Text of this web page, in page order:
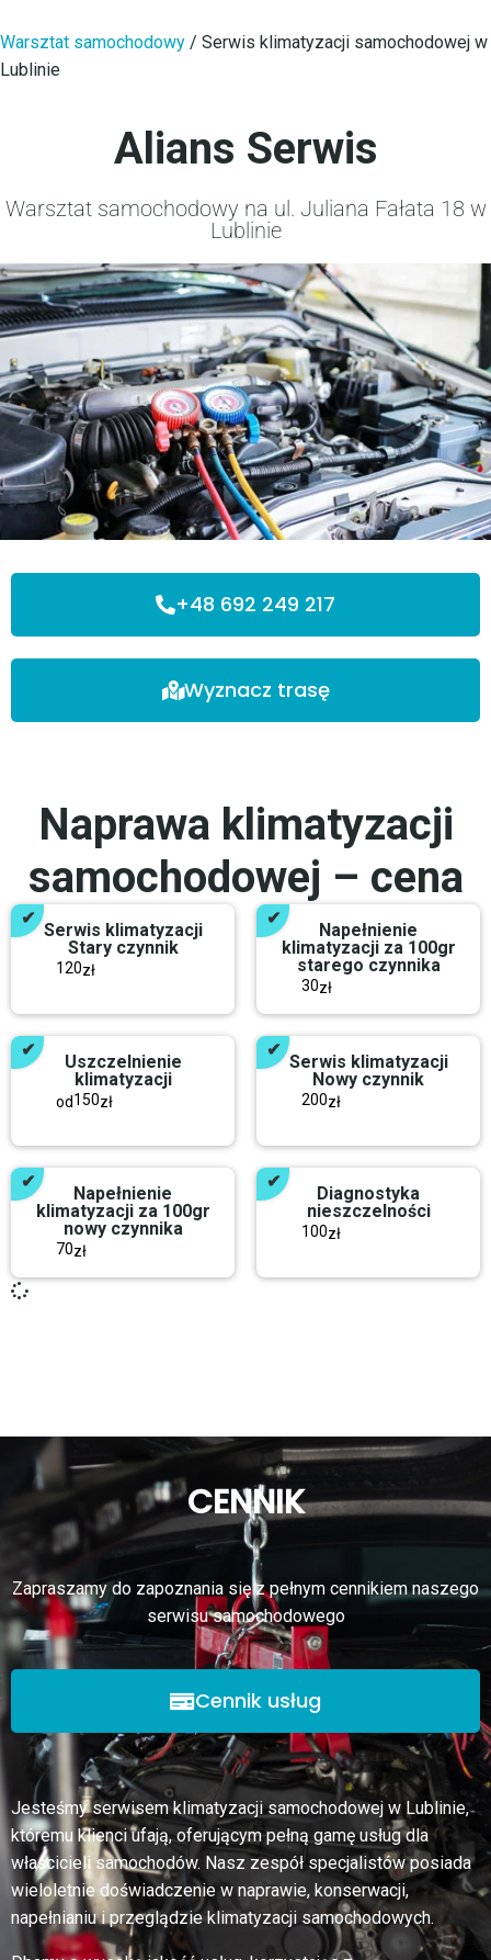
Warsztat samochodowy / Serwis klimatyzacji samochodowej w
Lublinie
Alians Serwis
Warsztat samochodowy na ul. Juliana Fałata 18 w
Lublinie
+48 692 249 217
Wyznacz trasę
Naprawa klimatyzacji
samochodowej – cena
Serwis klimatyzacji
Stary czynnik
120zł
Napełnienie
klimatyzacji za 100gr
starego czynnika
30zł
Uszczelnienie
klimatyzacji
od150zł
Serwis klimatyzacji
Nowy czynnik
200zł
Napełnienie
klimatyzacji za 100gr
nowy czynnika
70zł
Diagnostyka
nieszczelności
100zł
CENNIK
Zapraszamy do zapoznania się z pełnym cennikiem naszego
serwisu samochodowego
Cennik usług
Jesteśmy serwisem klimatyzacji samochodowej w Lublinie,
któremu klienci ufają, oferującym pełną gamę usług dla
właścicieli samochodów. Nasz zespół specjalistów posiada
wieloletnie doświadczenie w naprawie, konserwacji,
napełnianiu i przeglądzie klimatyzacji samochodowych.